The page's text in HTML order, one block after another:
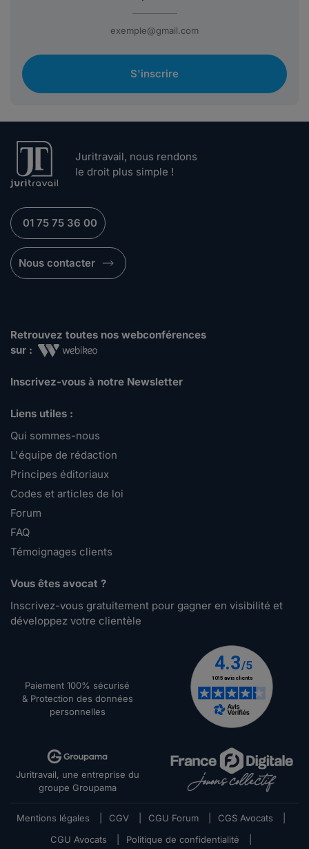
S'inscrire
Juritravail, nous rendons
le droit plus simple !
01 75 75 36 00
Nous contacter
Retrouvez toutes nos webconférences
sur :
Inscrivez-vous à notre Newsletter
Liens utiles :
Qui sommes-nous
L'équipe de rédaction
Principes éditoriaux
Codes et articles de loi
Forum
FAQ
Témoignages clients
Vous êtes avocat ?
Inscrivez-vous gratuitement pour gagner en visibilité et
développez votre clientèle
Paiement 100% sécurisé
& Protection des données
personnelles
Juritravail, une entreprise du
groupe Groupama
Mentions légales CGV CGU Forum CGS Avocats
CGU Avocats
Politique de confidentialité